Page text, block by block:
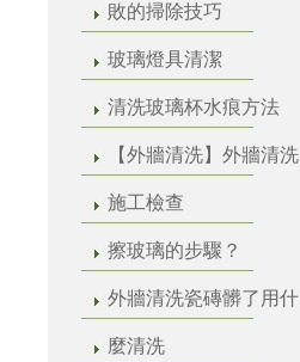
敗的掃除技巧
玻璃燈具清潔
清洗玻璃杯水痕方法
【外牆清洗】外牆清洗
施工檢查
擦玻璃的步驟？
外牆清洗瓷磚髒了用什
麼清洗